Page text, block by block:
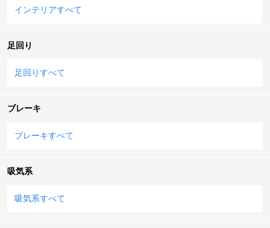
インテリアすべて
足回り
足回りすべて
ブレーキ
ブレーキすべて
吸気系
吸気系すべて